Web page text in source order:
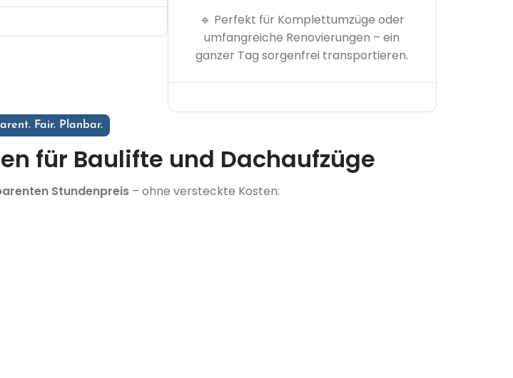
🔹 Perfekt für Komplettumzüge oder
umfangreiche Renovierungen – ein
ganzer Tag sorgenfrei transportieren.
Fair. Planbar.
für Baulifte und Dachaufzüge
Stundenpreis – ohne versteckte Kosten: